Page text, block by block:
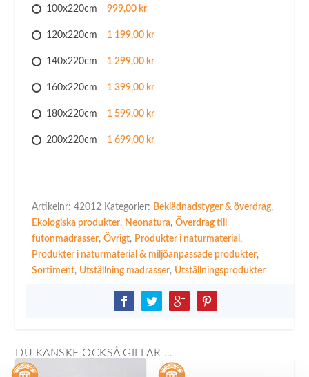
100x220cm 999,00 kr
120x220cm 1 199,00 kr
140x220cm 1 299,00 kr
160x220cm 1 399,00 kr
180x220cm 1 599,00 kr
200x220cm 1 699,00 kr
Artikelnr:42012 Kategorier: Beklädnadstyger & överdrag,
Ekologiska produkter, Neonatura,Överdrag till
futonmadrasser,Övrigt, Produkter i naturmaterial ,
Produkter i naturmaterial & miljöanpassade produkter,
Sortiment, Utställning madrasser, Utställningsprodukter
DU KANSKE OCKSÅ GILLAR …